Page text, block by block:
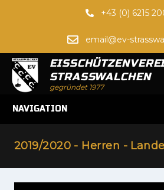
+43 (0) 6215
email@ev-
STRASSWALCHEN
gegründet 1977
NAVIGATION
2019/2020 - Herren -